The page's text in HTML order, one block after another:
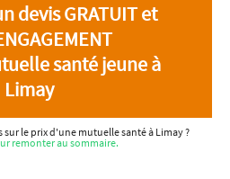
devis GRATUIT et
santé jeune à
Limay
le prix d'une mutuelle santé à Limay ?
remonter au sommaire.